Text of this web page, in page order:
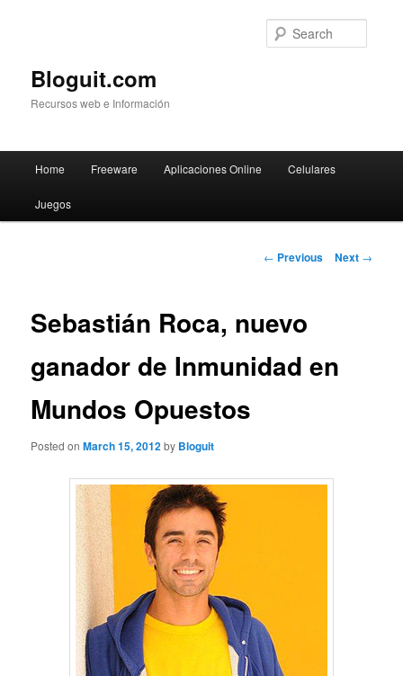
Bloguit.com
Recursos web e Información
Skip
to
Home Freeware Aplicaciones Online Celulares
Juegos
Post
← Previous Next →
Sebastián Roca, nuevo
ganador de Inmunidad en
Mundos Opuestos
Posted onMarch 15, 2012by Bloguit